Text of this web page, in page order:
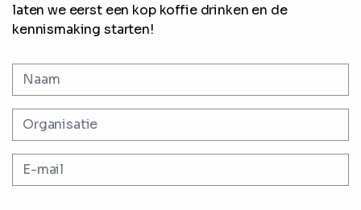
laten we eerst een kop koffie drinken en de
kennismaking starten!